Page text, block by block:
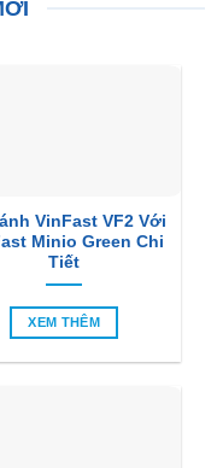
VinFast VF2 Với
Minio Green Chi
Tiết
XEM THÊM